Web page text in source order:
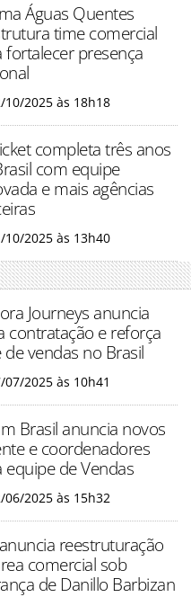
Águas Quentes
time comercial
fortalecer presença
10/2025 às 18h18
completa três anos
com equipe
e mais agências
10/2025 às 13h40
Journeys anuncia
contratação e reforça
vendas no Brasil
07/2025 às 10h41
Brasil anuncia novos
e coordenadores
equipe de Vendas
06/2025 às 15h32
reestruturação
comercial sob
de Danillo Barbizan